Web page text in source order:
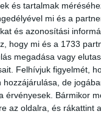
és tartalmak
mi és a
és azonosítási
hogy mi és a 1733
megadása vagy
Felhívjuk figyelmét,
de
érvényesek. Bármikor
az oldalra, és rákattint
átutalásra
megoldásról
a kereskedő